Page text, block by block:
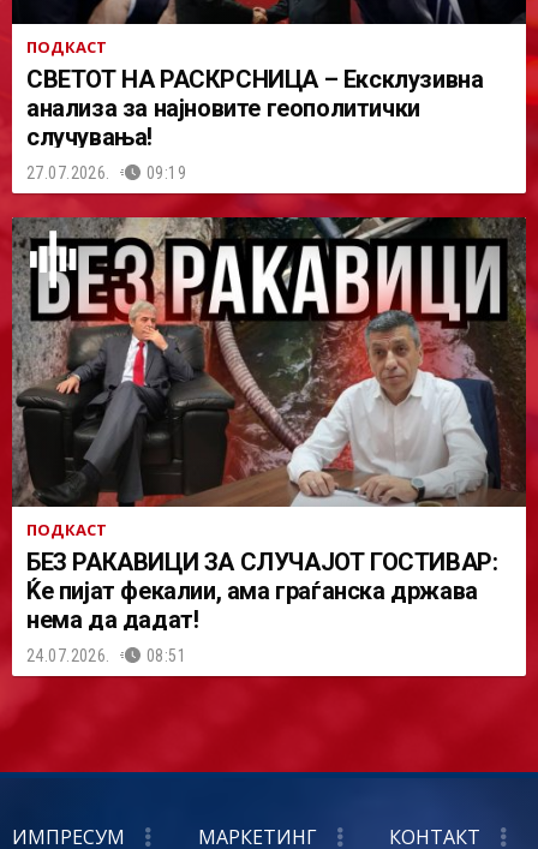
ПОДКАСТ
СВЕТОТ НА РАСКРСНИЦА – Ексклузивна
анализа за најновите геополитички
случувања!
27.07.2026. 09:19
ПОДКАСТ
БЕЗ РАКАВИЦИ ЗА СЛУЧАЈОТ ГОСТИВАР:
Ќе пијат фекалии, ама граѓанска држава
нема да дадат!
24.07.2026. 08:51
ИМПРЕСУМ МАРКЕТИНГ КОНТАКТ